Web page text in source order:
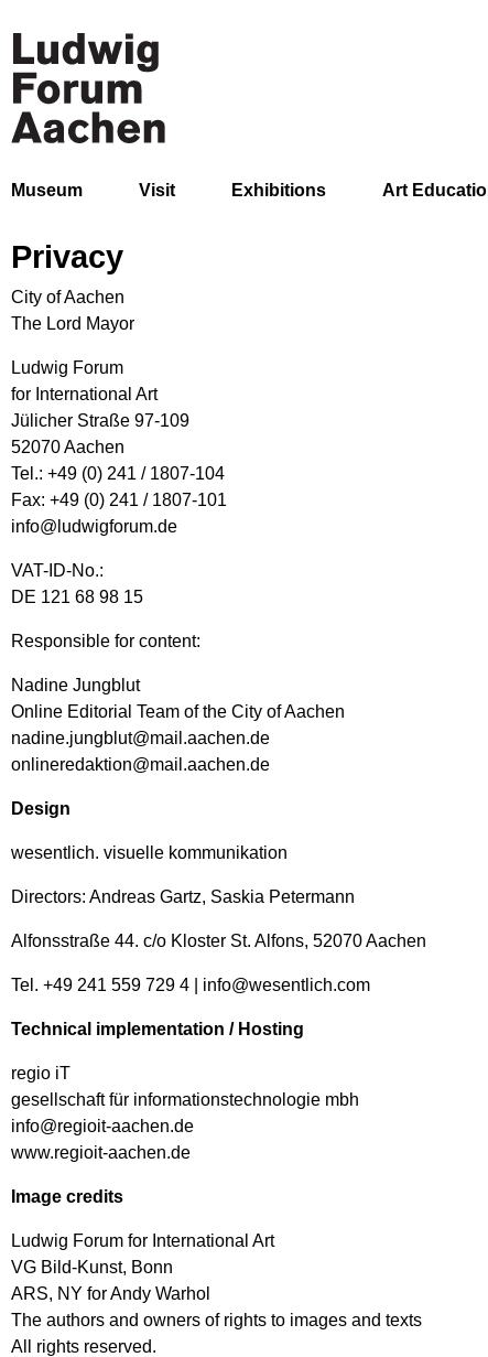
Museum Visit Exhibitions Art
Privacy
City of Aachen
The Lord Mayor
Ludwig Forum
for International Art
Jülicher Straße 97-109
52070 Aachen
Tel.: +49 (0) 241 / 1807-104
Fax: +49 (0) 241 / 1807-101
info@ludwigforum.de
VAT-ID-No.:
DE 121 68 98 15
Responsible for content:
Nadine Jungblut
Online Editorial Team of the City of Aachen
nadine.jungblut@mail.aachen.de
onlineredaktion@mail.aachen.de
Design
wesentlich. visuelle kommunikation
Directors: Andreas Gartz, Saskia Petermann
Alfonsstraße 44. c/o Kloster St. Alfons, 52070 Aachen
Tel. +49 241 559 729 4 | info@wesentlich.com
Technical implementation / Hosting
regio iT
gesellschaft für informationstechnologie mbh
info@regioit-aachen.de
www.regioit-aachen.de
Image credits
Ludwig Forum for International Art
VG Bild-Kunst, Bonn
ARS, NY for Andy Warhol
The authors and owners of rights to images and texts
All rights reserved.